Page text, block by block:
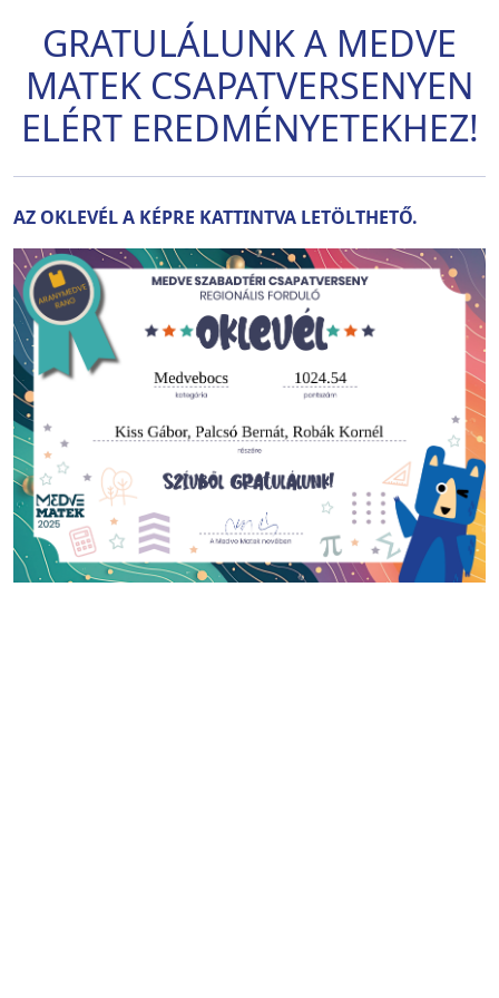
GRATULÁLUNK A MEDVE
MATEK CSAPATVERSENYEN
ELÉRT EREDMÉNYETEKHEZ!
AZ OKLEVÉL A KÉPRE KATTINTVA LETÖLTHETŐ.